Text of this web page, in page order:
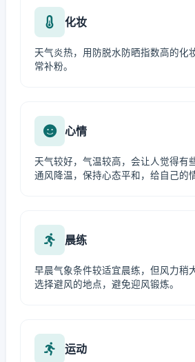
化妆
天气炎热，用防脱水防晒指数高的化
常补粉。
心情
天气较好，气温较高，会让人觉得有
通风降温，保持心态平和，给自己的情
晨练
早晨气象条件较适宜晨练，但风力稍
选择避风的地点，避免迎风锻炼。
运动